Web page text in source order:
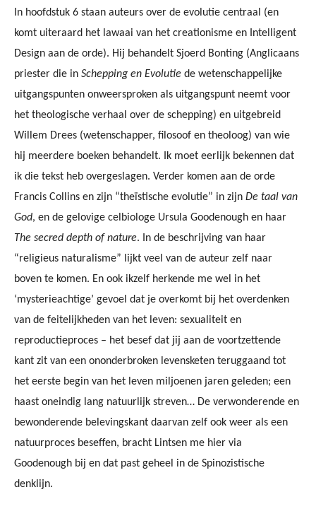
In hoofdstuk 6 staan auteurs over de evolutie centraal (en
komt uiteraard het lawaai van het creationisme en Intelligent
Design aan de orde). Hij behandelt Sjoerd Bonting (Anglicaans
priester die in Schepping en Evolutie de wetenschappelijke
uitgangspunten onweersproken als uitgangspunt neemt voor
het theologische verhaal over de schepping) en uitgebreid
Willem Drees (wetenschapper, filosoof en theoloog) van wie
hij meerdere boeken behandelt. Ik moet eerlijk bekennen dat
ik die tekst heb overgeslagen. Verder komen aan de orde
Francis Collins en zijn “theïstische evolutie” in zijn De taal van
God, en de gelovige celbiologe Ursula Goodenough en haar
The secred depth of nature. In de beschrijving van haar
“religieus naturalisme” lijkt veel van de auteur zelf naar
boven te komen. En ook ikzelf herkende me wel in het
‘mysterieachtige’ gevoel dat je overkomt bij het overdenken
van de feitelijkheden van het leven: sexualiteit en
reproductieproces – het besef dat jij aan de voortzettende
kant zit van een ononderbroken levensketen teruggaand tot
het eerste begin van het leven miljoenen jaren geleden; een
haast oneindig lang natuurlijk streven… De verwonderende en
bewonderende belevingskant daarvan zelf ook weer als een
natuurproces beseffen, bracht Lintsen me hier via
Goodenough bij en dat past geheel in de Spinozistische
denklijn.